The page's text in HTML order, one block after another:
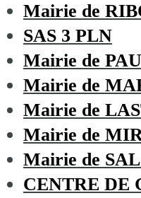
Mairie de
SAS 3 PLN
Mairie de
Mairie de
Mairie de
Mairie de
Mairie de
CENTRE DE